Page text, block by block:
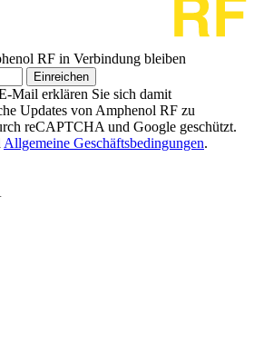
RF in Verbindung bleiben
Einreichen
Mail erklären Sie sich damit
Updates von Amphenol RF zu
reCAPTCHA und Google geschützt.
Allgemeine Geschäftsbedingungen.